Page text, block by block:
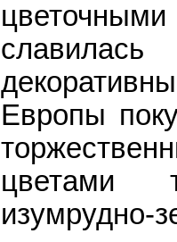
Европы
цветами
изумрудно-